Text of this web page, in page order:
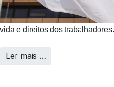
vida e direitos dos trabalhadores.
Ler mais …